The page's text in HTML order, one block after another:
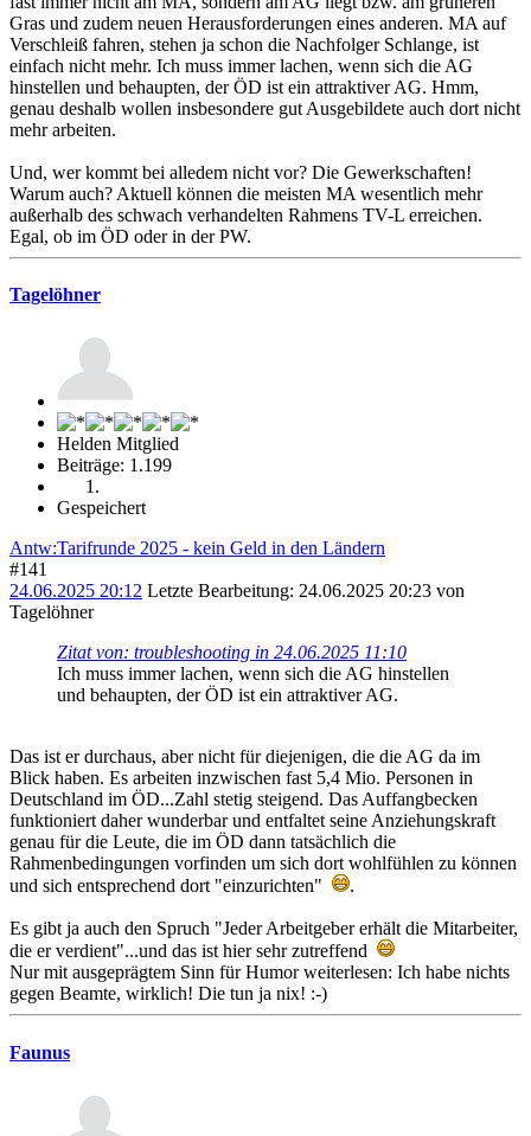
Gras und zudem neuen Herausforderungen eines anderen. MA auf
Verschleiß fahren, stehen ja schon die Nachfolger Schlange, ist
einfach nicht mehr. Ich muss immer lachen, wenn sich die AG
hinstellen und behaupten, der ÖD ist ein attraktiver AG. Hmm,
genau deshalb wollen insbesondere gut Ausgebildete auch dort nicht
mehr arbeiten.
Und, wer kommt bei alledem nicht vor? Die Gewerkschaften!
Warum auch? Aktuell können die meisten MA wesentlich mehr
außerhalb des schwach verhandelten Rahmens TV-L erreichen.
Egal, ob im ÖD oder in der PW.
Tagelöhner
Helden Mitglied
Beiträge: 1.199
Gespeichert
Antw:Tarifrunde 2025 - kein Geld in den Ländern
#141
24.06.2025 20:12 Letzte Bearbeitung: 24.06.2025 20:23 von
Tagelöhner
Zitat von: troubleshooting in 24.06.2025 11:10
Ich muss immer lachen, wenn sich die AG hinstellen
und behaupten, der ÖD ist ein attraktiver AG.
Das ist er durchaus, aber nicht für diejenigen, die die AG da im
Blick haben. Es arbeiten inzwischen fast 5,4 Mio. Personen in
Deutschland im ÖD...Zahl stetig steigend. Das Auffangbecken
funktioniert daher wunderbar und entfaltet seine Anziehungskraft
genau für die Leute, die im ÖD dann tatsächlich die
Rahmenbedingungen vorfinden um sich dort wohlfühlen zu können
und sich entsprechend dort "einzurichten"
.
Es gibt ja auch den Spruch "Jeder Arbeitgeber erhält die Mitarbeiter,
die er verdient"...und das ist hier sehr zutreffend
Nur mit ausgeprägtem Sinn für Humor weiterlesen: Ich habe nichts
gegen Beamte, wirklich! Die tun ja nix! :-)
Faunus